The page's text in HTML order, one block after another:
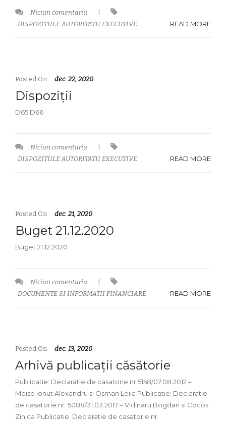
Niciun comentariu
DISPOZITIILE AUTORITATII EXECUTIVE
READ MORE
Posted On dec. 22, 2020
Dispoziții
D65 D66
Niciun comentariu
DISPOZITIILE AUTORITATII EXECUTIVE
READ MORE
Posted On dec. 21, 2020
Buget 21.12.2020
Buget 21.12.2020
Niciun comentariu
DOCUMENTE SI INFORMATII FINANCIARE
READ MORE
Posted On dec. 13, 2020
Arhivă publicații căsătorie
Publicatie: Declaratie de casatorie nr.5158/07.08.2012 –
Moise Ionut Alexandru si Osman Leila Publicatie: Declaratie
de casatorie nr. 5088/31.03.2017 – Vidinaru Bogdan si Cocos
Zinica Publicatie: Declaratie de casatorie nr.